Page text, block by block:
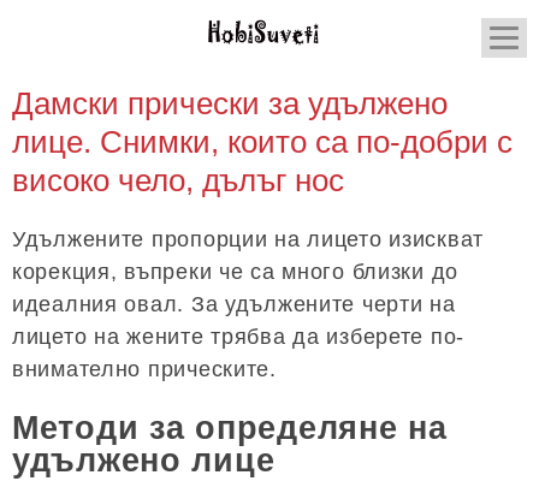
Дамски прически за удължено
лице. Снимки, които са по-добри с
високо чело, дълъг нос
Удължените пропорции на лицето изискват
корекция, въпреки че са много близки до
идеалния овал. За удължените черти на
лицето на жените трябва да изберете по-
внимателно прическите.
Методи за определяне на
удължено лице